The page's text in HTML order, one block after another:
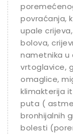
povraćanja,
upale
bolova,
nametnika u
vrtoglavice,
omaglice,
klimakterija
puta (
bronhijalnih
bolesti